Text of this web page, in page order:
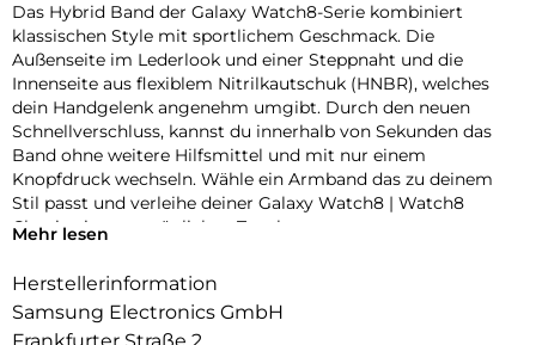
Das Hybrid Band der Galaxy Watch8-Serie kombiniert
klassischen Style mit sportlichem Geschmack. Die
Außenseite im Lederlook und einer Steppnaht und die
Innenseite aus flexiblem Nitrilkautschuk (HNBR), welches
dein Handgelenk angenehm umgibt. Durch den neuen
Schnellverschluss, kannst du innerhalb von Sekunden das
Band ohne weitere Hilfsmittel und mit nur einem
Knopfdruck wechseln. Wähle ein Armband das zu deinem
Stil passt und verleihe deiner Galaxy Watch8 | Watch8
Classic einen persönlichen Touch.
Mehr lesen
Herstellerinformation
Samsung Electronics GmbH